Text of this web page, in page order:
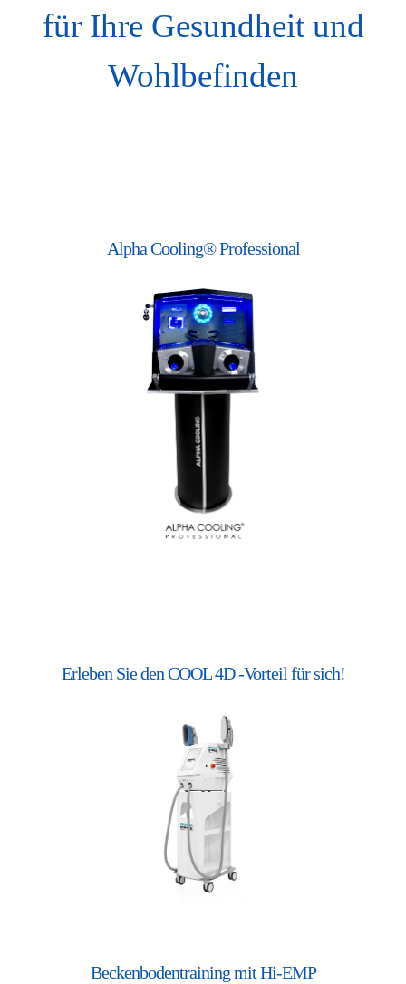
für Ihre Gesundheit und
Wohlbefinden
Alpha Cooling® Professional
Erleben Sie den COOL 4D -Vorteil für sich!
Beckenbodentraining mit Hi-EMP